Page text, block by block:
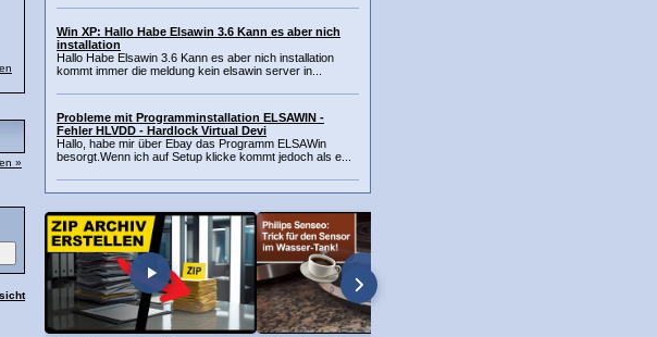
»
Win XP: Hallo Habe Elsawin 3.6 Kann es aber nich
installation
Hallo Habe Elsawin 3.6 Kann es aber nich installation
kommt immer die meldung kein elsawin server in...
Probleme mit Programminstallation ELSAWIN -
Fehler HLVDD - Hardlock Virtual Devi
Hallo, habe mir über Ebay das Programm ELSAWin
besorgt.Wenn ich auf Setup klicke kommt jedoch als e...